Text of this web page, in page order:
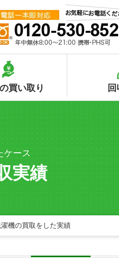
買い取り
ケース
実績
機の買取をした実績